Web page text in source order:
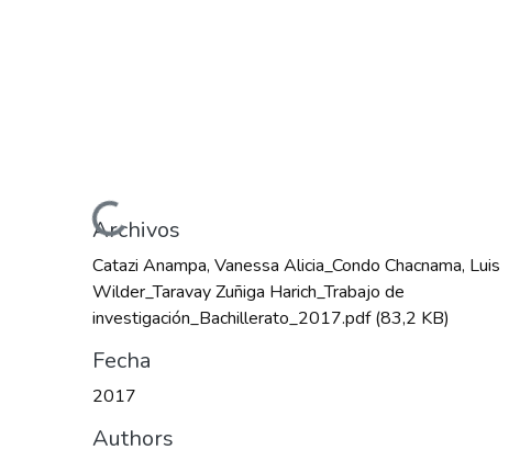
Cargando...
Archivos
Catazi Anampa, Vanessa Alicia_Condo Chacnama, Luis
Wilder_Taravay Zuñiga Harich_Trabajo de
investigación_Bachillerato_2017.pdf(83,2 KB)
Fecha
2017
Authors